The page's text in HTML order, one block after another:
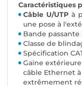
Caractéristiques
Câble U/UTPà
une pose à
Bande passante
Classe de
Spécification
Gaine
câble Ethernet
extrêmement